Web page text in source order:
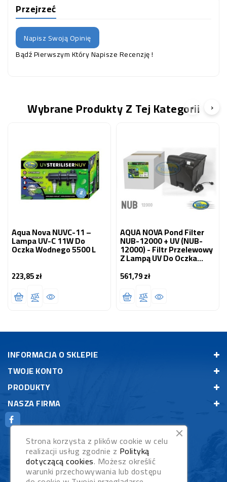
Przejrzeć
Napisz Swoją Opinię
Bądź Pierwszym Który Napisze Recenzję !
Wybrane Produkty Z Tej Kategorii
Aqua Nova NUVC-11 –
Lampa UV-C 11W Do
Oczka Wodnego 5500 L
223,85 złCena
AQUA NOVA Pond Filter
NUB-12000 + UV (NUB-
12000) - Filtr Przelewowy
Z Lampą UV Do Oczka
Wodnego
561,79 złCena
‹ ›
INFORMACJA O SKLEPIE
TWOJE KONTO
PRODUKTY
NASZA FIRMA
Strona korzysta z plików cookie w celu
realizacji usług zgodnie z Polityką
dotyczącą cookies. Możesz określić
warunki przechowywania lub dostępu